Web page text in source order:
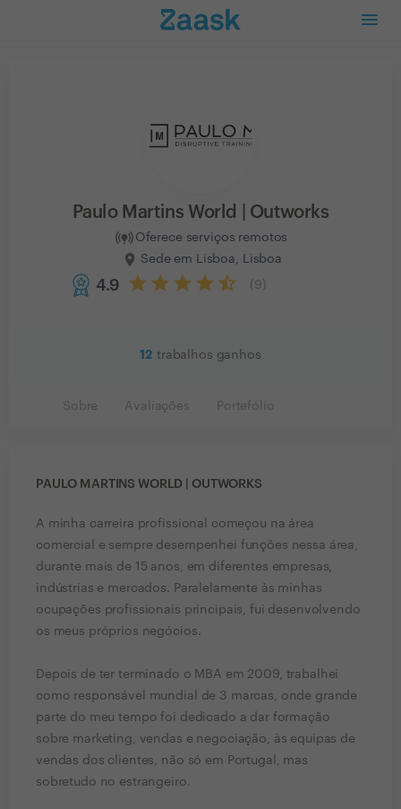
Paulo Martins World | Outworks
Oferece serviços remotos
Sede em Lisboa, Lisboa
4.9 9
12 trabalhos ganhos
Sobre Avaliações Portefólio
PAULO MARTINS WORLD | OUTWORKS
A minha carreira profissional começou na área
comercial e sempre desempenhei funções nessa área,
durante mais de 15 anos, em diferentes empresas,
indústrias e mercados. Paralelamente às minhas
ocupações profissionais principais, fui desenvolvendo
os meus próprios negócios.
Depois de ter terminado o MBA em 2009, trabalhei
como responsável mundial de 3 marcas, onde grande
parte do meu tempo foi dedicado a dar formação
sobre marketing, vendas e negociação, às equipas de
vendas dos clientes, não só em Portugal, mas
sobretudo no estrangeiro.